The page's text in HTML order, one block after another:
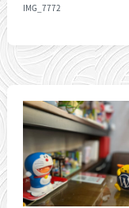
IMG_7772